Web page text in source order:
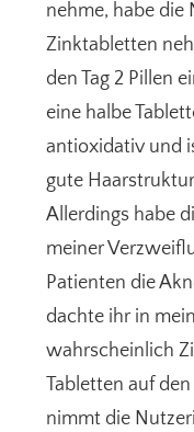
nehme, habe die
Zinktabletten
den Tag 2 Pillen
eine halbe
antioxidativ und
gute
Allerdings habe
meiner
Patienten die
dachte ihr in
wahrscheinlich
Tabletten auf
nimmt die